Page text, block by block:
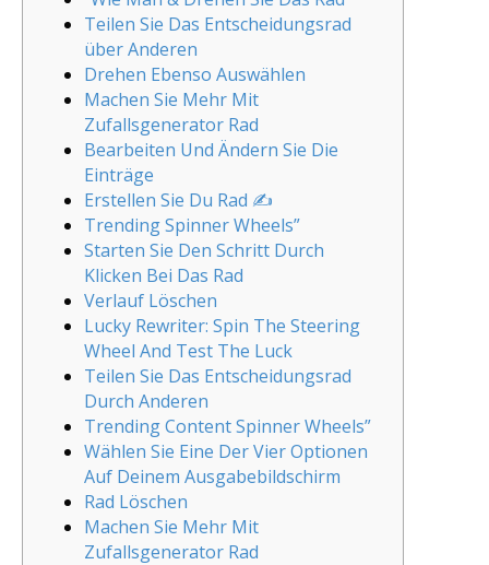
Teilen Sie Das Entscheidungsrad
über Anderen
Drehen Ebenso Auswählen
Machen Sie Mehr Mit
Zufallsgenerator Rad
Bearbeiten Und Ändern Sie Die
Einträge
Erstellen Sie Du Rad ✍️
Trending Spinner Wheels”
Starten Sie Den Schritt Durch
Klicken Bei Das Rad
Verlauf Löschen
Lucky Rewriter: Spin The Steering
Wheel And Test The Luck
Teilen Sie Das Entscheidungsrad
Durch Anderen
Trending Content Spinner Wheels”
Wählen Sie Eine Der Vier Optionen
Auf Deinem Ausgabebildschirm
Rad Löschen
Machen Sie Mehr Mit
Zufallsgenerator Rad